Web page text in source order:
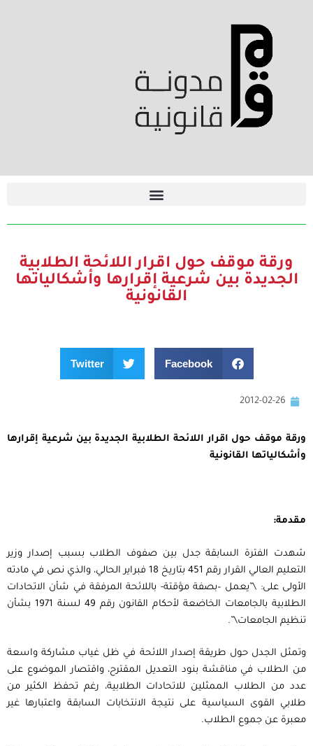
ورقة موقف حول اقرار اللائحة الطلابية
الجديدة بين شرعية إقرارها وأشكالياتها
القانونية
Facebook
Twitter
2012-02-26
ورقة موقف حول اقرار اللائحة الطلابية الجديدة بين شرعية إقرارها
وأشكالياتها القانونية
مقدمة:
شهدت الفترة السابقة جدل بين صفوف الطلاب بسبب إصدار وزير
التعليم العالي القرار رقم 451 بتاريخ 18 فبراير الحالي، والذي نص في مادته
الأولى على: \”يعمل –بصفة مؤقتة- باللائحة المرفقة في شأن الاتحادات
الطلابية بالجامعات الخاضعة لأحكام القانون رقم 49 لسنة 1971 بشأن
تنظيم الجامعات\”.
وتمثل الجدل حول طريقة إصدار اللائحة في ظل غياب مشاركة واسعة
من الطلاب في مناقشة بنود التعديل المقترح، واقتصار الموضوع على
عدد من الطلاب الممثلين للاتحادات الطلابية، رغم تحفظ الكثير من
طلابي القوى السياسية على نتيجة الانتخابات السابقة واعتبارها غير
معبرة عن جموع الطلاب.